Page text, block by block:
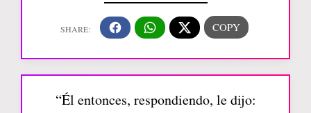
“Él entonces, respondiendo, le dijo: